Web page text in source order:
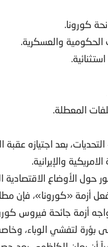
بعد اجتيازه
والإيرانية.
حول الأوضاع
أزمة «كورونا»، فإن
بؤرة لتفشي الوباء،